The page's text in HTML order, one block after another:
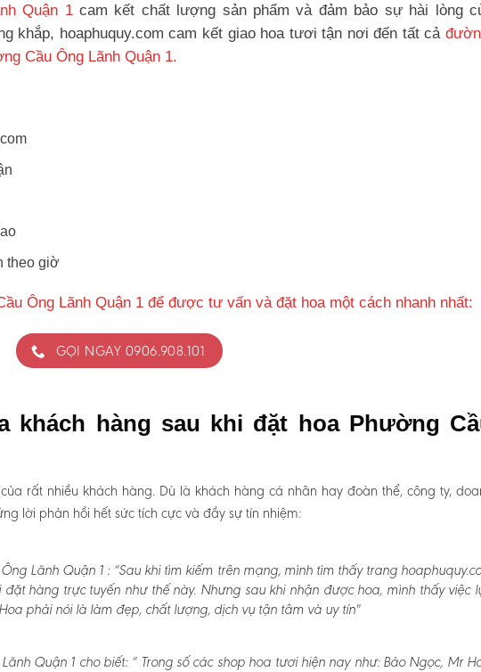
Quận 1cam kết chất lượng sản phẩm và đảm bảo sự hài lòng
khắp, hoaphuquy.com cam kết giao hoa tươi tận nơi đến tất cả
Cầu Ông Lãnh Quận 1.
theo giờ
Ông Lãnh Quận 1 để được tư vấn và đặt hoa một cách nhanh nhất:
GỌI NGAY 0906.908.101
khách hàng sau khi đặt hoa Phường
rất nhiều khách hàng. Dù là khách hàng cá nhân hay đoàn thể, công ty,
lời phản hồi hết sức tích cực và đầy sự tín nhiệm:
Lãnh Quận 1 :“Sau khi tìm kiếm trên mạng, mình tìm thấy trang
hàng trực tuyến như thế này. Nhưng sau khi nhận được hoa, mình thấy việc
phải nói là làm đẹp, chất lượng, dịch vụ tận tâm và uy tín"
Quận 1 cho biết:“ Trong số các shop hoa tươi hiện nay như: Bảo Ngọc, Mr